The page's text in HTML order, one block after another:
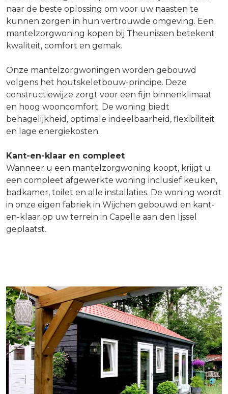
naar de beste oplossing om voor uw naasten te
kunnen zorgen in hun vertrouwde omgeving. Een
mantelzorgwoning kopen bij Theunissen betekent
kwaliteit, comfort en gemak.
Onze mantelzorgwoningen worden gebouwd
volgens het houtskeletbouw-principe. Deze
constructiewijze zorgt voor een fijn binnenklimaat
en hoog wooncomfort. De woning biedt
behagelijkheid, optimale indeelbaarheid, flexibiliteit
en lage energiekosten.
Kant-en-klaar en compleet
Wanneer u een mantelzorgwoning koopt, krijgt u
een compleet afgewerkte woning inclusief keuken,
badkamer, toilet en alle installaties. De woning wordt
in onze eigen fabriek in Wijchen gebouwd en kant-
en-klaar op uw terrein in Capelle aan den Ijssel
geplaatst.